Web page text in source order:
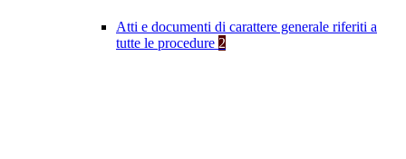
Atti e documenti di carattere generale riferiti a
tutte le procedure 2